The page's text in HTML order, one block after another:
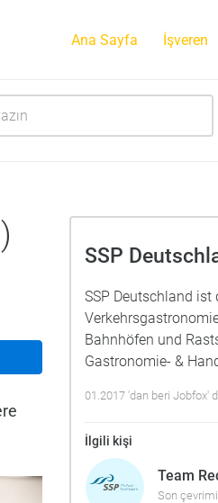
Ana Sayfa İşveren
SSP
SSP Deutschland ist
Bahnhöfen und
Gastronomie- &
01.2017 'dan beri Jobfox'
İlgili kişi
Team
Son